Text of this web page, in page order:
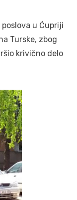
u Ćupriji
Turske, zbog
krivično delo